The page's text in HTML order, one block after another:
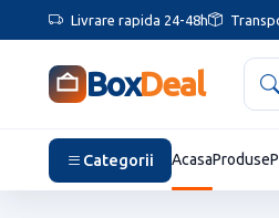
Livrare rapida 24-48h
BoxDeal
Categorii AcasaProduse